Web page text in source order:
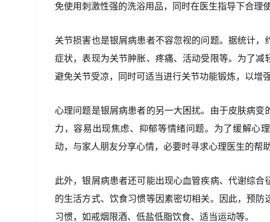
免使用刺激性强的洗浴用品，同时在医生指导下合理
关节损害也是银屑病患者不容忽视的问题。据统计，
症状，表现为关节肿胀、疼痛、活动受限等。为了减
避免关节受凉，同时可适当进行关节功能锻炼，以增
心理问题是银屑病患者的另一大困扰。由于皮肤病
力，容易出现焦虑、抑郁等情绪问题。为了缓解心
动，与家人朋友分享心情，必要时寻求心理医生的帮助
此外，银屑病患者还可能出现心血管疾病、代谢综
的生活方式、饮食习惯等因素密切相关。因此，预
习惯，如戒烟限酒、低盐低脂饮食、适当运动等。